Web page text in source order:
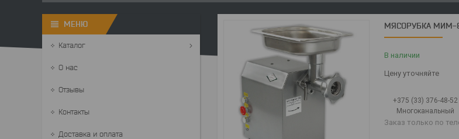
МЯСОРУБКА МИМ-
В наличии
Цену уточняйте
+375 (33) 376-48-52
Многоканальный
Заказ только по
Каталог
О нас
Отзывы
Контакты
Доставка и оплата